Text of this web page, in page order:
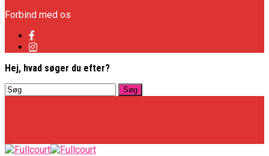
Forbind med os
Hej, hvad søger du efter?